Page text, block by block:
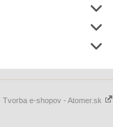
Tvorba e-shopov - Atomer.sk